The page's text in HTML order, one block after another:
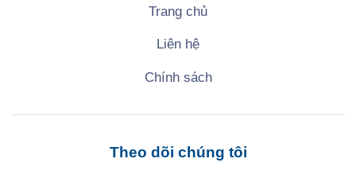
Trang chủ
Liên hệ
Chính sách
Theo dõi chúng tôi